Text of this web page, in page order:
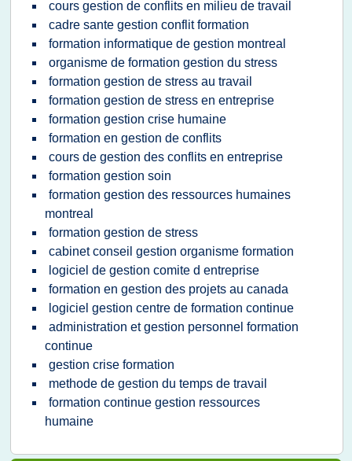
cours gestion de conflits en milieu de travail
cadre sante gestion conflit formation
formation informatique de gestion montreal
organisme de formation gestion du stress
formation gestion de stress au travail
formation gestion de stress en entreprise
formation gestion crise humaine
formation en gestion de conflits
cours de gestion des conflits en entreprise
formation gestion soin
formation gestion des ressources humaines
montreal
formation gestion de stress
cabinet conseil gestion organisme formation
logiciel de gestion comite d entreprise
formation en gestion des projets au canada
logiciel gestion centre de formation continue
administration et gestion personnel formation
continue
gestion crise formation
methode de gestion du temps de travail
formation continue gestion ressources
humaine